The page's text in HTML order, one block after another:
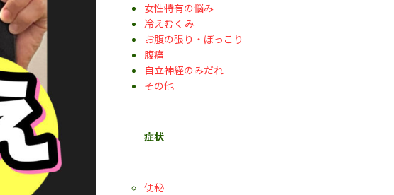
女性特有の悩み
冷えむくみ
お腹の張り・ぽっこり
腹痛
自立神経のみだれ
その他
症状
便秘